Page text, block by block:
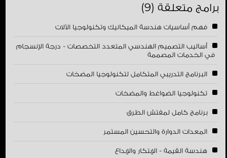
برامج متعلقة (9)
فهم أساسيات هندسة الميكانيك وتكنولوجيا الآلات
أساليب التصميم الهندسي المتعدد التخصصات - درجة الإنسجام
في الخدمات المصممة
البرنامج التدريبي المتكامل لتكنولوجيا المضخات
تكنولوجيا الضواغط والمضخات
برنامج كامل لمفتش الطرق
المعدات الدوارة والتحسين المستمر
هندسة القيمة - الإبتكار والإبداع